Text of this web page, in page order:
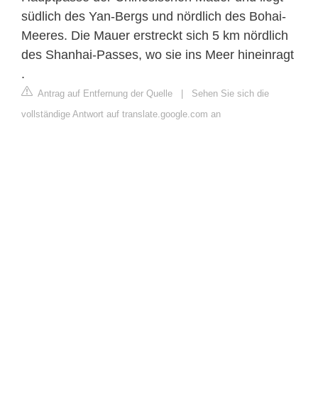
südlich des Yan-Bergs und nördlich des Bohai-
Meeres. Die Mauer erstreckt sich 5 km nördlich
des Shanhai-Passes, wo sie ins Meer hineinragt
.
Antrag auf Entfernung der Quelle | Sehen Sie sich die
vollständige Antwort auf translate.google.com an